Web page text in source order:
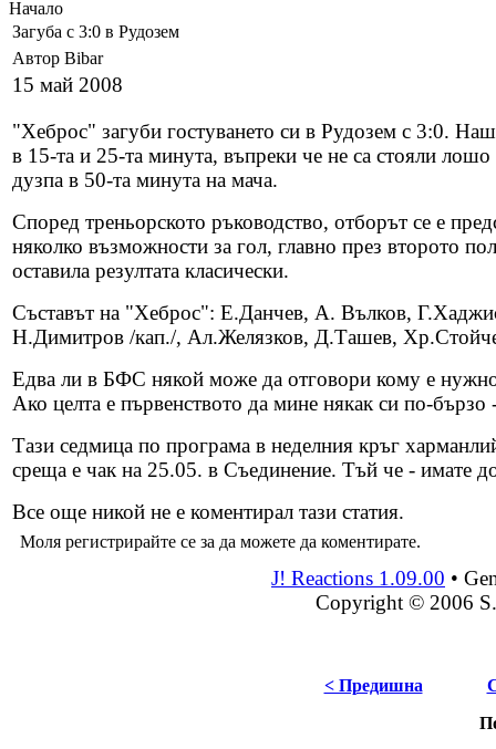
Начало
Загуба с 3:0 в Рудозем
Автор Bibar
15 май 2008
"Хеброс" загуби гостуването си в Рудозем с 3:0.
в 15-та и 25-та минута, въпреки че не са стояли
дузпа в 50-та минута на мача.
Според треньорското ръководство, отборът се е
няколко възможности за гол, главно през второто
оставила резултата класически.
Съставът на "Хеброс": Е.Данчев, А. Вълков,
Н.Димитров /кап./, Ал.Желязков, Д.Ташев,
Едва ли в БФС някой може да отговори кому е
Ако целта е първенството да мине някак си по-
Тази седмица по програма в неделния кръг
среща е чак на 25.05. в Съединение. Тъй че - имате
Все още никой не е коментирал тази статия.
Моля регистрирайте се за да можете да коментирате.
J! Reactions 1.09.00 •
Copyright © 2006
< Предишна